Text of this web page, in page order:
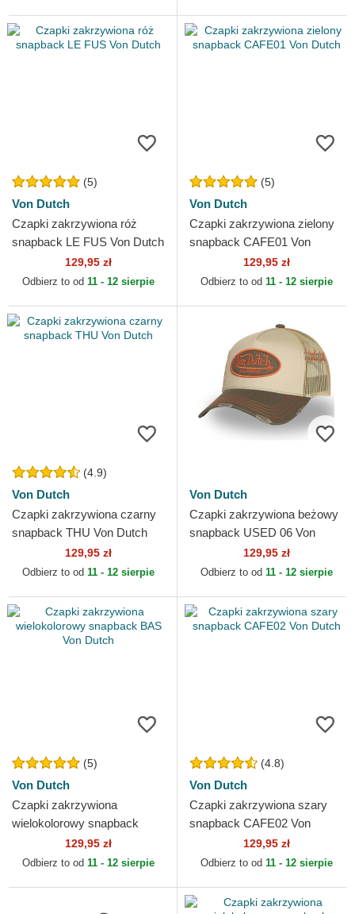
(5)
Von Dutch
Czapki zakrzywiona róż
snapback LE FUS Von Dutch
129,95 zł
Odbierz to od 11 - 12 sierpie
(5)
Von Dutch
Czapki zakrzywiona zielony
snapback CAFE01 Von
129,95 zł
Odbierz to od 11 - 12 sierpie
(4.9)
Von Dutch
Czapki zakrzywiona czarny
snapback THU Von Dutch
129,95 zł
Odbierz to od 11 - 12 sierpie
Von Dutch
Czapki zakrzywiona beżowy
snapback USED 06 Von
129,95 zł
Odbierz to od 11 - 12 sierpie
(5)
Von Dutch
Czapki zakrzywiona
wielokolorowy snapback
BAS Von Dutch
129,95 zł
Odbierz to od 11 - 12 sierpie
(4.8)
Von Dutch
Czapki zakrzywiona szary
snapback CAFE02 Von
129,95 zł
Odbierz to od 11 - 12 sierpie